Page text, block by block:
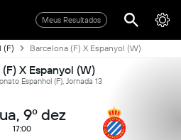
Meus Resultados
(F) Barcelona (F) X Espanyol (W)
X Espanyol (W)
Espanhol (F), Jornada 13
9º dez
17:00